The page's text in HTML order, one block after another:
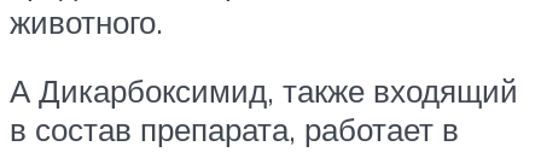
животного.
А Дикарбоксимид, также входящий
в состав препарата, работает в